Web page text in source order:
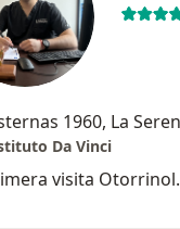
1960, La
Da Vinci